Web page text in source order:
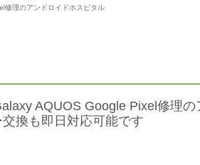
修理のアンドロイドホスピタル
AQUOS Google Pixel修理
交換も即日対応可能です